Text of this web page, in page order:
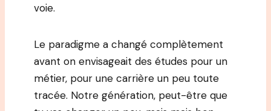
voie.
Le paradigme a changé complètement
avant on envisageait des études pour un
métier, pour une carrière un peu toute
tracée. Notre génération, peut-être que